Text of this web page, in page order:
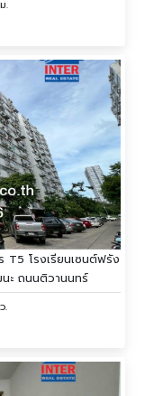
.
T5 โรงเรียนเซนต์ฟรัง
ะ ถนนติวานนทร์
.